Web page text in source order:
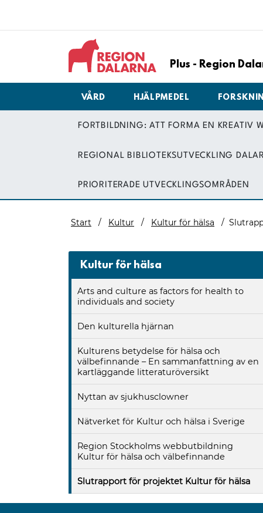
Plus - Region
VÅRD HJÄLPMEDEL
FORTBILDNING: ATT FORMA EN KREATIV
REGIONAL BIBLIOTEKSUTVECKLING
PRIORITERADE UTVECKLINGSOMRÅDEN
Start Kultur Kultur för hälsa
Kultur för hälsa
Arts and culture as factors for health to
individuals and society
Den kulturella hjärnan
Kulturens betydelse för hälsa och
välbefinnande – En sammanfattning av en
kartläggande litteraturöversikt
Nyttan av sjukhusclowner
Nätverket för Kultur och hälsa i Sverige
Region Stockholms webbutbildning
Kultur för hälsa och välbefinnande
Slutrapport för projektet Kultur för hälsa